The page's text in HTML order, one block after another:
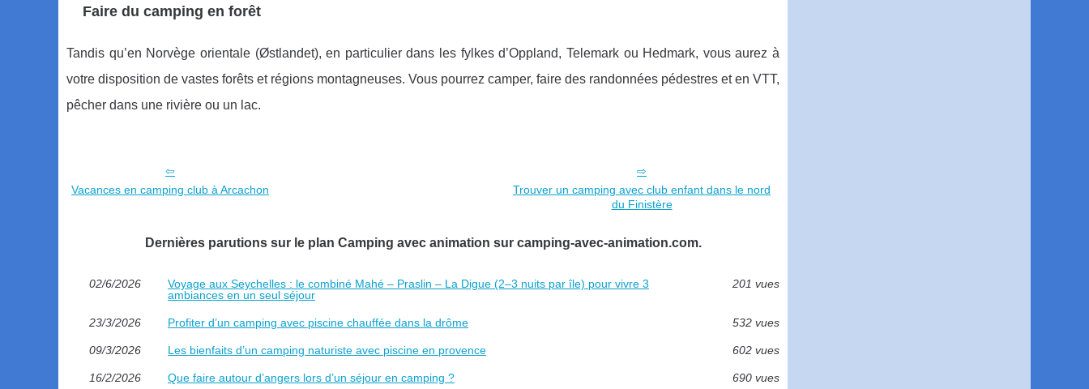
Faire du camping en forêt
Tandis qu’en Norvège orientale (Østlandet), en particulier dans les fylkes d’Oppland, Telemark ou Hedmark, vous aurez à
votre disposition de vastes forêts et régions montagneuses. Vous pourrez camper, faire des randonnées pédestres et en VTT,
pêcher dans une rivière ou un lac.
Vacances en camping club à Arcachon
Trouver un camping avec club enfant dans le nord
du Finistère
Dernières parutions sur le plan Camping avec animation sur camping-avec-animation.com.
02/6/2026
Voyage aux Seychelles : le combiné Mahé – Praslin – La Digue (2–3 nuits par île) pour vivre 3
ambiances en un seul séjour
201 vues
23/3/2026 Profiter d’un camping avec piscine chauffée dans la drôme 532 vues
09/3/2026 Les bienfaits d’un camping naturiste avec piscine en provence 602 vues
16/2/2026 Que faire autour d’angers lors d’un séjour en camping ? 690 vues